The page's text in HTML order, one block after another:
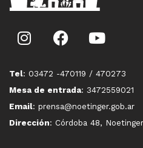
Tel: 03472 -470119 / 470273
Mesa de entrada: 3472559021
Email: prensa@noetinger.gob.ar
Dirección: Córdoba 48,